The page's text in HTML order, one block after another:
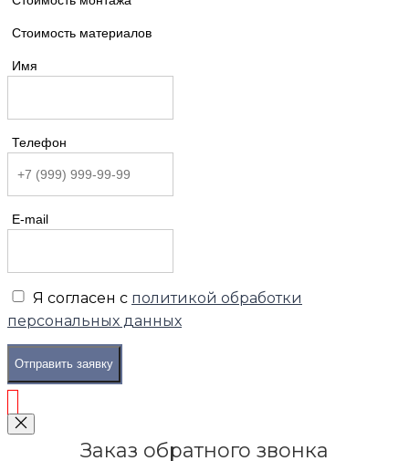
Стоимость материалов
Имя
Телефон
E-mail
Я согласен с политикой обработки
персональных данных
Отправить заявку
Заказ обратного звонка